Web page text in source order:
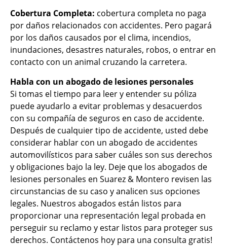
Cobertura Completa: cobertura completa no paga
por daños relacionados con accidentes. Pero pagará
por los daños causados por el clima, incendios,
inundaciones, desastres naturales, robos, o entrar en
contacto con un animal cruzando la carretera.
Habla con un abogado de lesiones personales
Si tomas el tiempo para leer y entender su póliza
puede ayudarlo a evitar problemas y desacuerdos
con su compañía de seguros en caso de accidente.
Después de cualquier tipo de accidente, usted debe
considerar hablar con un abogado de accidentes
automovilísticos para saber cuáles son sus derechos
y obligaciones bajo la ley. Deje que los abogados de
lesiones personales en Suarez & Montero revisen las
circunstancias de su caso y analicen sus opciones
legales. Nuestros abogados están listos para
proporcionar una representación legal probada en
perseguir su reclamo y estar listos para proteger sus
derechos. Contáctenos hoy para una consulta gratis!